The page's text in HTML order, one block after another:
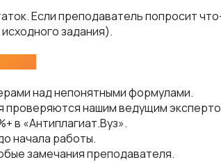
Если преподаватель попросит
задания).
над непонятными формулами.
проверяются нашим ведущим
в «Антиплагиат.Вуз».
начала работы.
замечания преподавателя.